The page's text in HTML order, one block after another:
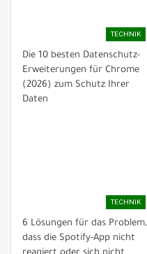
TECHNIK
Die 10 besten Datenschutz-
Erweiterungen für Chrome
(2026) zum Schutz Ihrer
Daten
TECHNIK
6 Lösungen für das Problem,
dass die Spotify-App nicht